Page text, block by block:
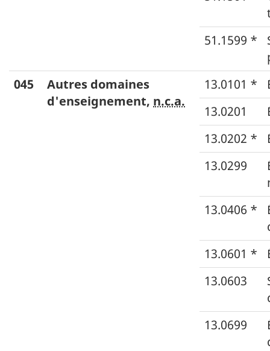
51.1599 *
045
Autres domaines
d'enseignement, n.c.a.
13.0101 *
13.0201
13.0202 *
13.0299
13.0406 *
13.0601 *
13.0603
13.0699